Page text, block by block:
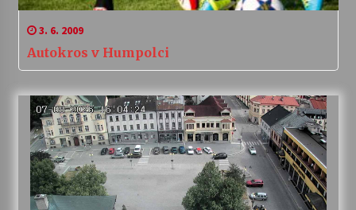
3. 6. 2009
Autokros v Humpolci